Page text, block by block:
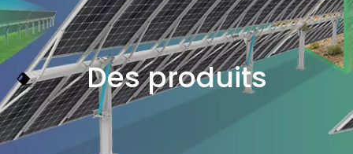
Nederlands
Des produits